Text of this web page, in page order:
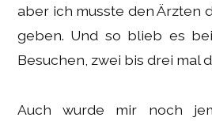
aber ich musste den Ärzten
geben. Und so blieb es
Besuchen, zwei bis drei mal
Auch wurde mir noch